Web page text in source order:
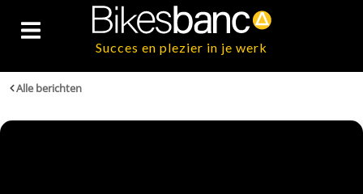
Succes en plezier in je werk
Alle berichten